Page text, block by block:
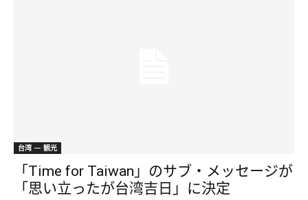
台湾 — 観光
「Time for Taiwan」のサブ・メッセージが
「思い立ったが台湾吉日」に決定